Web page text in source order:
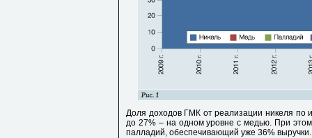
Доля доходов ГМК от реализации никеля по
до 27% – на одном уровне с медью. При
палладий, обеспечивающий уже 36% выручки.